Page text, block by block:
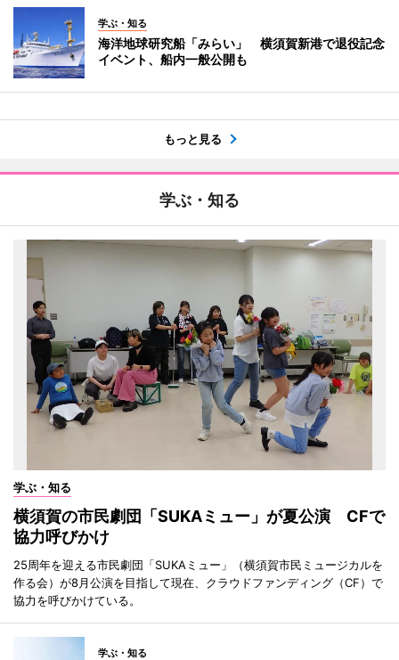
学ぶ・知る
海洋地球研究船「みらい」 横須賀新港で退役記念
イベント、船内一般公開も
もっと見る
学ぶ・知る
学ぶ・知る
横須賀の市民劇団「SUKAミュー」が夏公演 CFで
協力呼びかけ
25周年を迎える市民劇団「SUKAミュー」（横須賀市民ミュージカルを
作る会）が8月公演を目指して現在、クラウドファンディング（CF）で
協力を呼びかけている。
学ぶ・知る